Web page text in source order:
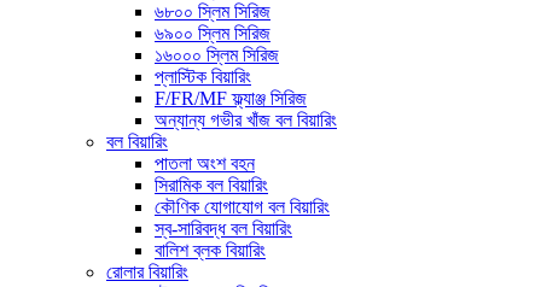
৬৮০০ স্লিম সিরিজ
৬৯০০ স্লিম সিরিজ
১৬০০০ স্লিম সিরিজ
প্লাস্টিক বিয়ারিং
F/FR/MF ফ্ল্যাঞ্জ সিরিজ
অন্যান্য গভীর খাঁজ বল বিয়ারিং
বল বিয়ারিং
পাতলা অংশ বহন
সিরামিক বল বিয়ারিং
কৌণিক যোগাযোগ বল বিয়ারিং
স্ব-সারিবদ্ধ বল বিয়ারিং
বালিশ ব্লক বিয়ারিং
রোলার বিয়ারিং